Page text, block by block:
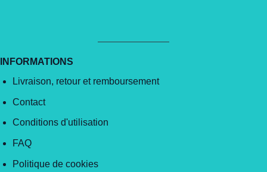
INFORMATIONS
Livraison, retour et remboursement
Contact
Conditions d'utilisation
FAQ
Politique de cookies